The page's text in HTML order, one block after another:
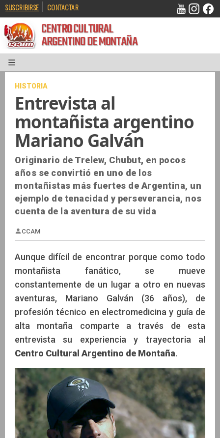
SUSCRIBIRSE | CONTACTAR
CENTRO CULTURAL
ARGENTINO DE MONTAÑA
HISTORIA
Entrevista al
montañista argentino
Mariano Galván
Originario de Trelew, Chubut, en pocos
años se convirtió en uno de los
montañistas más fuertes de Argentina, un
ejemplo de tenacidad y perseverancia, nos
cuenta de la aventura de su vida
CCAM
Aunque difícil de encontrar porque como todo
montañista fanático, se mueve
constantemente de un lugar a otro en nuevas
aventuras, Mariano Galván (36 años), de
profesión técnico en electromedicina y guía de
alta montaña comparte a través de esta
entrevista su experiencia y trayectoria al
Centro Cultural Argentino de Montaña.